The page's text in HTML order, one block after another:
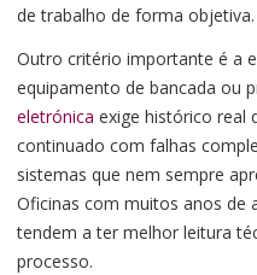
de trabalho de forma objetiva.
Outro critério importante é a
equipamento de bancada ou
eletrónica exige histórico real
continuado com falhas
sistemas que nem sempre
Oficinas com muitos anos de
tendem a ter melhor leitura
processo.